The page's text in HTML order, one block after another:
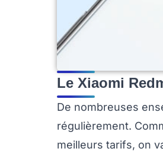
Le Xiaomi
De nombreuses
régulièrement.
meilleurs tarifs, on